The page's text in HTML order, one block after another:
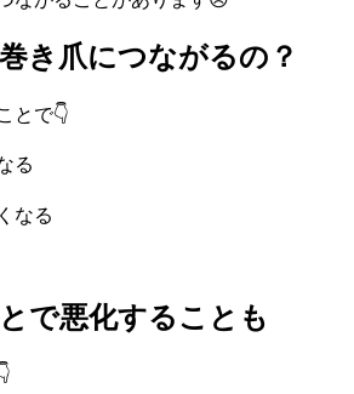
き爪につながるの？
とで👇
る
なる
で悪化することも